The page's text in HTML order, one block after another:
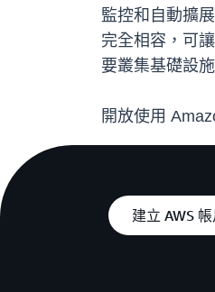
監控和自動擴
完全相容，可
要叢集基礎設
開放使用
建立 AWS 帳